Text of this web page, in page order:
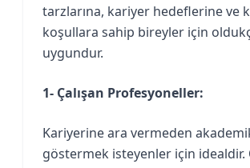
tarzlarına, kariyer hedeflerine ve
koşullara sahip bireyler için
uygundur.
1- Çalışan Profesyoneller:
Kariyerine ara vermeden
göstermek isteyenler için idealdir.